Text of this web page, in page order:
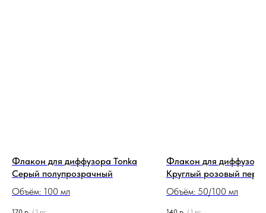
Флакон для диффузора Tonka
Серый полупрозрачный
Объём: 100 мл
/ 1 pc
Флакон для диффузора
Круглый розовый
Объём: 50/100 мл
/ 1 pc